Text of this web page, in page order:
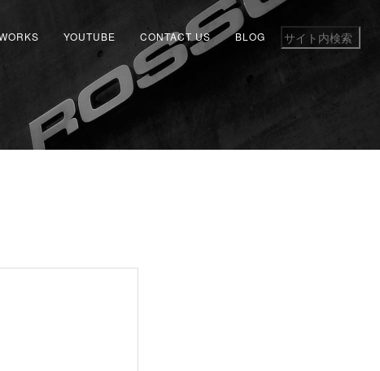
YOUTUBE CONTACT US BLOG